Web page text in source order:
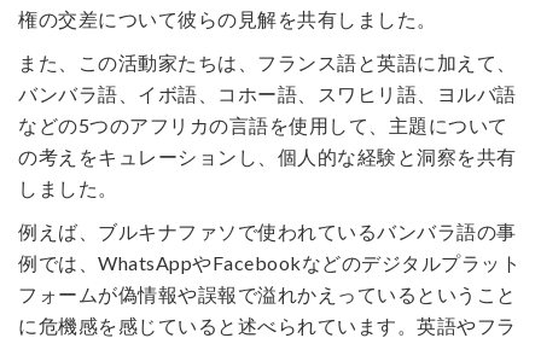
権の交差について彼らの見解を共有しました。
また、この活動家たちは、フランス語と英語に加えて、
バンバラ語、イボ語、コホー語、スワヒリ語、ヨルバ語
などの5つのアフリカの言語を使用して、主題について
の考えをキュレーションし、個人的な経験と洞察を共有
しました。
例えば、ブルキナファソで使われているバンバラ語の事
例では、WhatsAppやFacebookなどのデジタルプラット
フォームが偽情報や誤報で溢れかえっているということ
に危機感を感じていると述べられています。英語やフラ